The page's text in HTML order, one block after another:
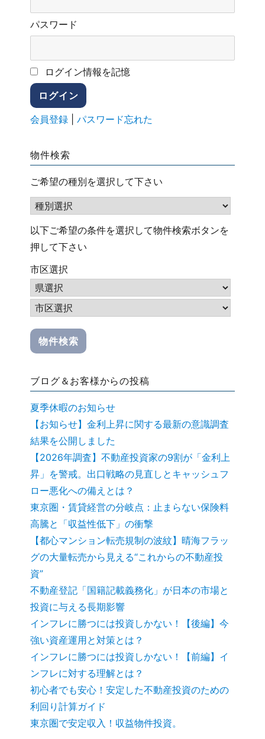
パスワード
ログイン情報を記憶
会員登録 |パスワード忘れた
物件検索
ご希望の種別を選択して下さい
以下ご希望の条件を選択して物件検索ボタンを
押して下さい
市区選択
ブログ＆お客様からの投稿
夏季休暇のお知らせ
【お知らせ】金利上昇に関する最新の意識調査
結果を公開しました
【2026年調査】不動産投資家の9割が「金利上
昇」を警戒。出口戦略の見直しとキャッシュフ
ロー悪化への備えとは？
東京圏・賃貸経営の分岐点：止まらない保険料
高騰と「収益性低下」の衝撃
【都心マンション転売規制の波紋】晴海フラッ
グの大量転売から見える“これからの不動産投
資”
不動産登記「国籍記載義務化」が日本の市場と
投資に与える長期影響
インフレに勝つには投資しかない！【後編】今
強い資産運用と対策とは？
インフレに勝つには投資しかない！【前編】イ
ンフレに対する理解とは？
初心者でも安心！安定した不動産投資のための
利回り計算ガイド
東京圏で安定収入！収益物件投資。